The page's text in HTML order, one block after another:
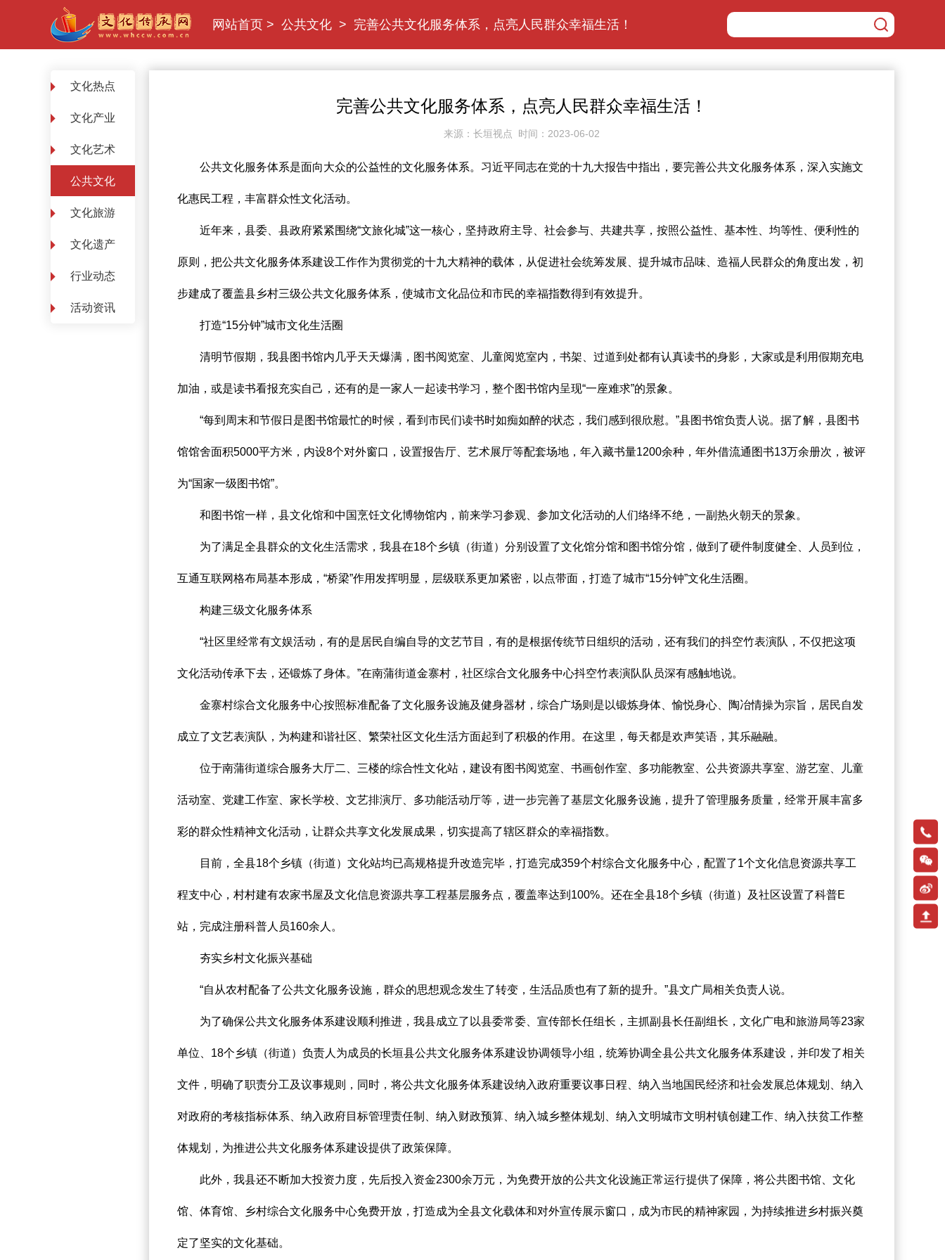
网站首页 > 公共文化 > 完善公共文化服务体系，点亮人民群众幸福生活！
文化热点
文化产业
文化艺术
公共文化
文化旅游
文化遗产
行业动态
活动资讯
完善公共文化服务体系，点亮人民群众幸福生活！
来源：长垣视点 时间：2023-06-02
公共文化服务体系是面向大众的公益性的文化服务体系。习近平同志在党的十九大报告中指出，要完善公共文化服务体系，深入实施文
化惠民工程，丰富群众性文化活动。
近年来，县委、县政府紧紧围绕“文旅化城”这一核心，坚持政府主导、社会参与、共建共享，按照公益性、基本性、均等性、便利性的
原则，把公共文化服务体系建设工作作为贯彻党的十九大精神的载体，从促进社会统筹发展、提升城市品味、造福人民群众的角度出发，初
步建成了覆盖县乡村三级公共文化服务体系，使城市文化品位和市民的幸福指数得到有效提升。
打造“15分钟”城市文化生活圈
清明节假期，我县图书馆内几乎天天爆满，图书阅览室、儿童阅览室内，书架、过道到处都有认真读书的身影，大家或是利用假期充电
加油，或是读书看报充实自己，还有的是一家人一起读书学习，整个图书馆内呈现“一座难求”的景象。
“每到周末和节假日是图书馆最忙的时候，看到市民们读书时如痴如醉的状态，我们感到很欣慰。”县图书馆负责人说。据了解，县图书
馆馆舍面积5000平方米，内设8个对外窗口，设置报告厅、艺术展厅等配套场地，年入藏书量1200余种，年外借流通图书13万余册次，被评
为“国家一级图书馆”。
和图书馆一样，县文化馆和中国烹饪文化博物馆内，前来学习参观、参加文化活动的人们络绎不绝，一副热火朝天的景象。
为了满足全县群众的文化生活需求，我县在18个乡镇（街道）分别设置了文化馆分馆和图书馆分馆，做到了硬件制度健全、人员到位，
互通互联网格布局基本形成，“桥梁”作用发挥明显，层级联系更加紧密，以点带面，打造了城市“15分钟”文化生活圈。
构建三级文化服务体系
“社区里经常有文娱活动，有的是居民自编自导的文艺节目，有的是根据传统节日组织的活动，还有我们的抖空竹表演队，不仅把这项
文化活动传承下去，还锻炼了身体。”在南蒲街道金寨村，社区综合文化服务中心抖空竹表演队队员深有感触地说。
金寨村综合文化服务中心按照标准配备了文化服务设施及健身器材，综合广场则是以锻炼身体、愉悦身心、陶冶情操为宗旨，居民自发
成立了文艺表演队，为构建和谐社区、繁荣社区文化生活方面起到了积极的作用。在这里，每天都是欢声笑语，其乐融融。
位于南蒲街道综合服务大厅二、三楼的综合性文化站，建设有图书阅览室、书画创作室、多功能教室、公共资源共享室、游艺室、儿童
活动室、党建工作室、家长学校、文艺排演厅、多功能活动厅等，进一步完善了基层文化服务设施，提升了管理服务质量，经常开展丰富多
彩的群众性精神文化活动，让群众共享文化发展成果，切实提高了辖区群众的幸福指数。
目前，全县18个乡镇（街道）文化站均已高规格提升改造完毕，打造完成359个村综合文化服务中心，配置了1个文化信息资源共享工
程支中心，村村建有农家书屋及文化信息资源共享工程基层服务点，覆盖率达到100%。还在全县18个乡镇（街道）及社区设置了科普E
站，完成注册科普人员160余人。
夯实乡村文化振兴基础
“自从农村配备了公共文化服务设施，群众的思想观念发生了转变，生活品质也有了新的提升。”县文广局相关负责人说。
为了确保公共文化服务体系建设顺利推进，我县成立了以县委常委、宣传部长任组长，主抓副县长任副组长，文化广电和旅游局等23家
单位、18个乡镇（街道）负责人为成员的长垣县公共文化服务体系建设协调领导小组，统筹协调全县公共文化服务体系建设，并印发了相关
文件，明确了职责分工及议事规则，同时，将公共文化服务体系建设纳入政府重要议事日程、纳入当地国民经济和社会发展总体规划、纳入
对政府的考核指标体系、纳入政府目标管理责任制、纳入财政预算、纳入城乡整体规划、纳入文明城市文明村镇创建工作、纳入扶贫工作整
体规划，为推进公共文化服务体系建设提供了政策保障。
此外，我县还不断加大投资力度，先后投入资金2300余万元，为免费开放的公共文化设施正常运行提供了保障，将公共图书馆、文化
馆、体育馆、乡村综合文化服务中心免费开放，打造成为全县文化载体和对外宣传展示窗口，成为市民的精神家园，为持续推进乡村振兴奠
定了坚实的文化基础。
扫码
关注
新浪